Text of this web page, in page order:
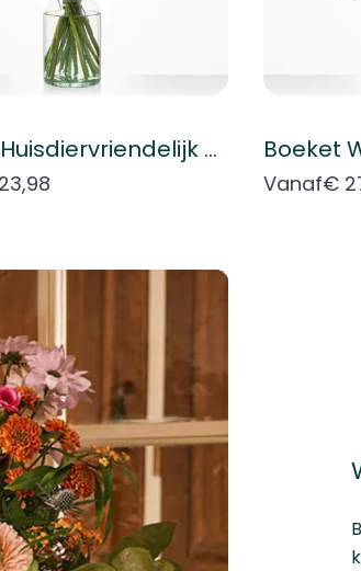
Boeket Huisdiervriendelijk boeket Boeket
Vanaf€